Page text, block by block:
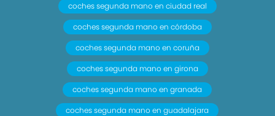
coches segunda mano en ciudad real
coches segunda mano en córdoba
coches segunda mano en coruña
coches segunda mano en girona
coches segunda mano en granada
coches segunda mano en guadalajara